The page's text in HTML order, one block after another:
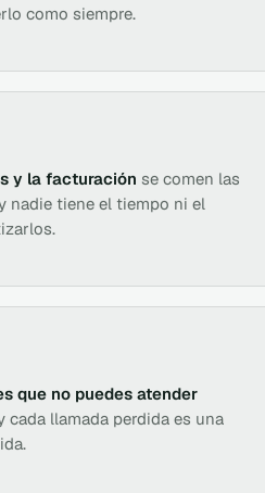
como siempre.
y la facturación se comen las
nadie tiene el tiempo ni el
que no puedes atender
llamada perdida es una